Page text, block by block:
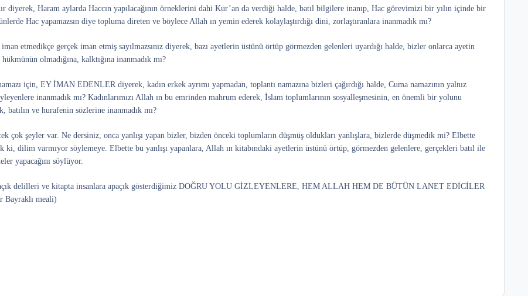
diyerek, Haram aylarda Haccın yapılacağının örneklerini dahi Kur’an da verdiği halde, batıl bilgilere inanıp, Hac görevimizi bir yılın içinde bir
Hac yapamazsın diye topluma direten ve böylece Allah ın yemin ederek kolaylaştırdığı dini, zorlaştıranlara inanmadık mı?
etmedikçe gerçek iman etmiş sayılmazsınız diyerek, bazı ayetlerin üstünü örtüp görmezden gelenleri uyardığı halde, bizler onlarca ayetin
olmadığına, kalktığına inanmadık mı?
için, EY İMAN EDENLER diyerek, kadın erkek ayrımı yapmadan, toplantı namazına bizleri çağırdığı halde, Cuma namazının yalnız
inanmadık mı? Kadınlarımızı Allah ın bu emrinden mahrum ederek, İslam toplumlarının sosyalleşmesinin, en önemli bir yolunu
ve hurafenin sözlerine inanmadık mı?
çok şeyler var. Ne dersiniz, onca yanlışı yapan bizler, bizden önceki toplumların düşmüş oldukları yanlışlara, bizlerde düşmedik mi? Elbette
ki, dilim varmıyor söylemeye. Elbette bu yanlışı yapanlara, Allah ın kitabındaki ayetlerin üstünü örtüp, görmezden gelenlere, gerçekleri batıl ile
yapacağını söylüyor.
delilleri ve kitapta insanlara apaçık gösterdiğimiz DOĞRU YOLU GİZLEYENLERE, HEM ALLAH HEM DE BÜTÜN LANET EDİCİLER
Bayraklı meali)